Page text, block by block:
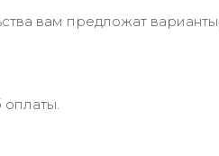
вам предложат